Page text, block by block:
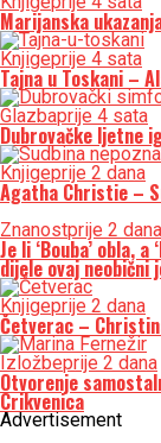
Marijanska
Knjigeprije 4 sata
Tajna u Toskani –
Glazbaprije 4 sata
Dubrovačke ljetne
Knjigeprije 2 dana
Agatha Christie –
Znanostprije 2 dana
Je li ‘Bouba’ obla,
dijele ovaj neobični
Knjigeprije 2 dana
Četverac –
Izložbeprije 2 dana
Otvorenje
Crikvenica
Advertisement